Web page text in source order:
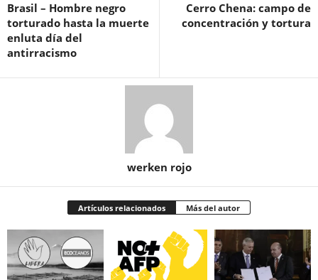
Brasil – Hombre negro
torturado hasta la muerte
enluta día del
antirracismo
Cerro Chena: campo de
concentración y tortura
werken rojo
Artículos relacionados Más del autor